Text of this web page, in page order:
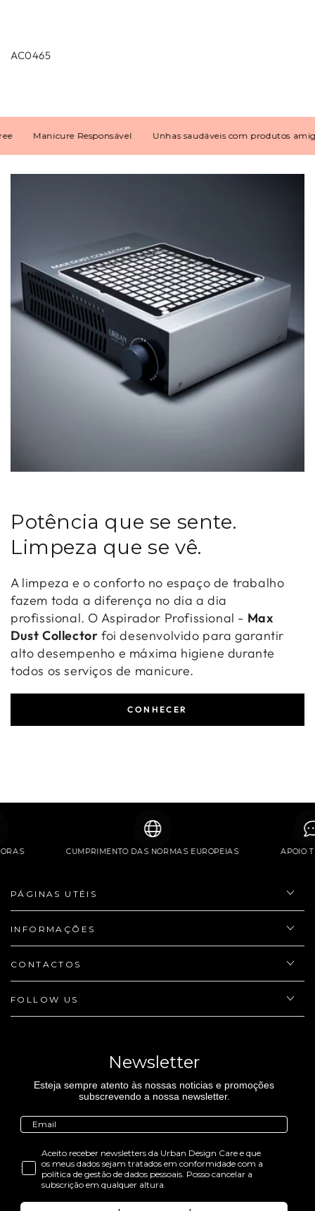
AC0465
Manicure Responsável Unhas saudáveis com produtos amigos
Potência que se sente.
Limpeza que se vê.
A limpeza e o conforto no espaço de trabalho
fazem toda a diferença no dia a dia
profissional. O Aspirador Profissional - Max
Dust Collector foi desenvolvido para garantir
alto desempenho e máxima higiene durante
todos os serviços de manicure.
CONHECER
HORAS CUMPRIMENTO DAS NORMAS EUROPEIAS
PÁGINAS UTÉIS
INFORMAÇÕES
CONTACTOS
FOLLOW US
Newsletter
Esteja sempre atento às nossas noticias e promoções
subscrevendo a nossa newsletter.
Aceito receber newsletters da Urban Design Care e que
os meus dados sejam tratados em conformidade com a
política de gestão de dados pessoais. Posso cancelar a
subscrição em qualquer altura.